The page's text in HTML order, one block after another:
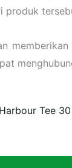
produk
Tee